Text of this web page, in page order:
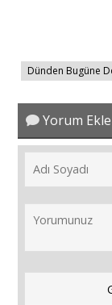
Dünden Bugüne
Yorum Ekle